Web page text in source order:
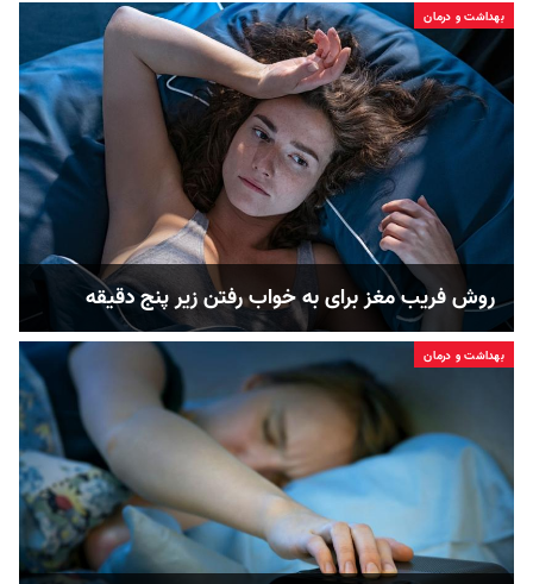
بهداشت و درمان
روش فریب مغز برای به خواب رفتن زیر پنج دقیقه
بهداشت و درمان